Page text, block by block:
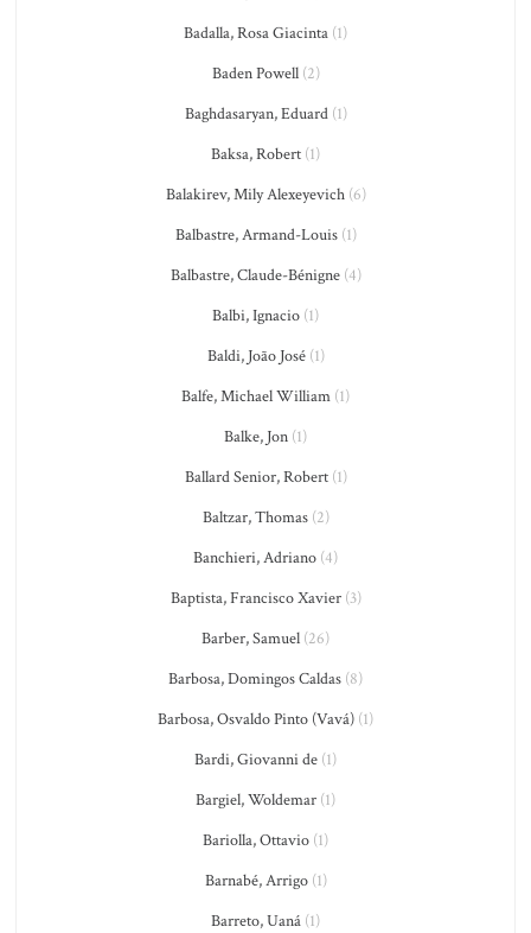
Badalla, Rosa Giacinta (1)
Baden Powell(2)
Baghdasaryan, Eduard(1)
Baksa, Robert (1)
Balakirev, Mily Alexeyevich(6)
Balbastre, Armand-Louis(1)
Balbastre, Claude-Bénigne(4)
Balbi, Ignacio (1)
Baldi, João José(1)
Balfe, Michael William (1)
Balke, Jon (1)
Ballard Senior, Robert(1)
Baltzar, Thomas(2)
Banchieri, Adriano (4)
Baptista, Francisco Xavier(3)
Barber, Samuel (26)
Barbosa, Domingos Caldas (8)
Barbosa, Osvaldo Pinto (Vavá) (1)
Bardi, Giovanni de (1)
Bargiel, Woldemar (1)
Bariolla, Ottavio (1)
Barnabé, Arrigo(1)
Barreto, Uaná (1)